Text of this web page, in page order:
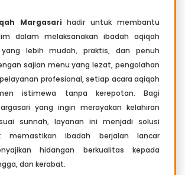
Margasari hadir untuk membantu
dalam melaksanakan ibadah aqiqah
lebih mudah, praktis, dan penuh
sajian menu yang lezat, pengolahan
profesional, setiap acara aqiqah
istimewa tanpa kerepotan. Bagi
yang ingin merayakan kelahiran
sunnah, layanan ini menjadi solusi
memastikan ibadah berjalan lancar
hidangan berkualitas kepada
dan kerabat.